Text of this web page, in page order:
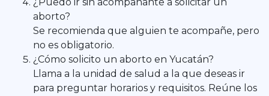
aborto?
Se recomienda que alguien te acompañe, pero
no es obligatorio.
¿Cómo solicito un aborto en Yucatán?
Llama a la unidad de salud a la que deseas ir
para preguntar horarios y requisitos. Reúne los